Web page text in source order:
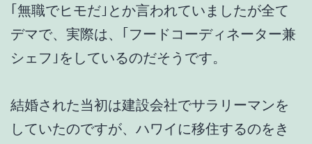
｢無職でヒモだ｣とか言われていましたが全て
デマで、実際は、｢フードコーディネーター兼
シェフ｣をしているのだそうです。
結婚された当初は建設会社でサラリーマンを
していたのですが、ハワイに移住するのをき